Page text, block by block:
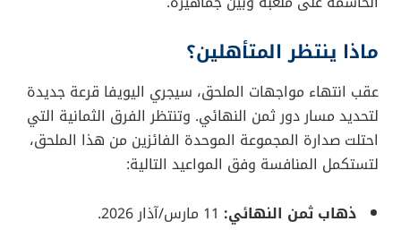
ماذا ينتظر المتأهلين؟
عقب انتهاء مواجهات الملحق، سيجري اليويفا قرعة جديدة
لتحديد مسار دور ثمن النهائي. وتنتظر الفرق الثمانية التي
احتلت صدارة المجموعة الموحدة الفائزين من هذا الملحق،
لتستكمل المنافسة وفق المواعيد التالية:
ذهاب ثمن النهائي: